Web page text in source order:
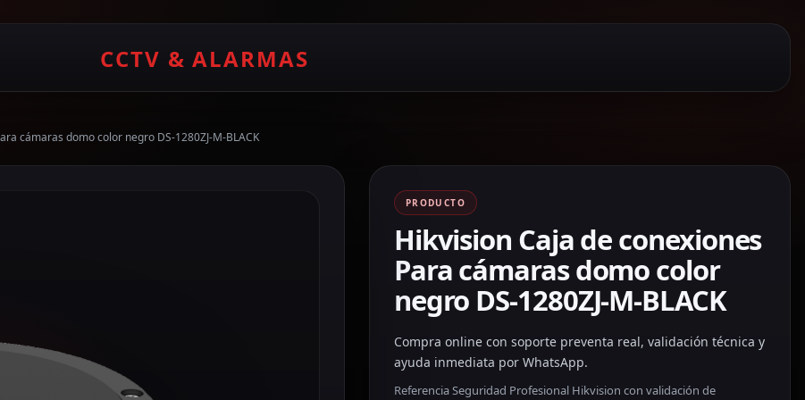
CCTV & ALARMAS
cámaras domo color negro DS-1280ZJ-M-BLACK
PRODUCTO
Hikvision Caja de conexiones
Para cámaras domo color
negro DS-1280ZJ-M-BLACK
Compra online con soporte preventa real, validación técnica y
ayuda inmediata por WhatsApp.
Referencia Seguridad Profesional Hikvision con validación de